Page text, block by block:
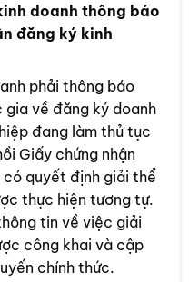
doanh thông báo
đăng ký kinh
phải thông báo
về đăng ký doanh
đang làm thủ tục
Giấy chứng nhận
có quyết định giải thể
thực hiện tương tự.
tin về việc giải
công khai và cập
chính thức.